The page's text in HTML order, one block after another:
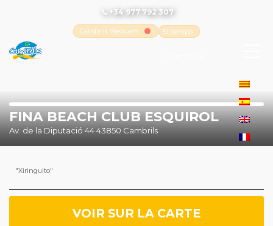
+34 977 792 307
Cambrils Webcam
El tiempo
FINA BEACH CLUB ESQUIROL
Av. de la Diputació 44 43850 Cambrils
"Xiringuito"
VOIR SUR LA CARTE